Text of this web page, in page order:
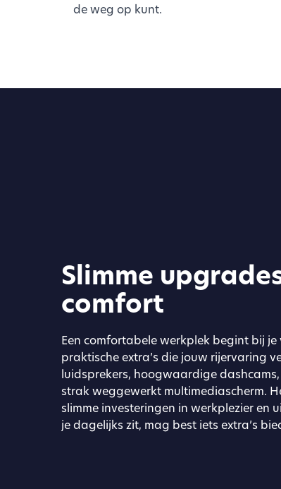
de weg op kunt.
Slimme
comfort
Een comfortabele werkplek begint bij
praktische extra’s die jouw rijervaring
luidsprekers, hoogwaardige
strak weggewerkt multimedia­scherm.
slimme investeringen in werkplezier en
je dagelijks zit, mag best iets extra’s